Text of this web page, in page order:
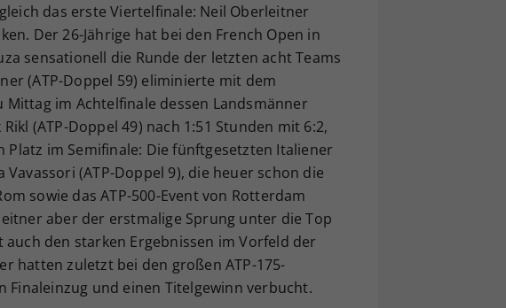
das erste Viertelfinale: Neil Oberleitner
Der 26-Jährige hat bei den French Open in
sensationell die Runde der letzten acht Teams
(ATP-Doppel 59) eliminierte mit dem
Mittag im Achtelfinale dessen Landsmänner
(ATP-Doppel 49) nach 1:51 Stunden mit 6:2,
Platz im Semifinale: Die fünftgesetzten Italiener
(ATP-Doppel 9), die heuer schon die
sowie das ATP-500-Event von Rotterdam
aber der erstmalige Sprung unter die Top
den starken Ergebnissen im Vorfeld der
hatten zuletzt bei den großen ATP-175-
Finaleinzug und einen Titelgewinn verbucht.